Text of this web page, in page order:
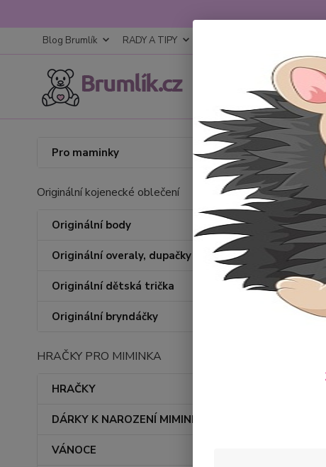
Blog Brumlík RADY A TIPY OBCHODNÍ
Pro maminky
Originální kojenecké oblečení
Originální body
Originální overaly, dupačky
Originální dětská trička
Originální bryndáčky
HRAČKY PRO MIMINKA
HRAČKY
DÁRKY K NAROZENÍ MIMINKA
VÁNOCE
Úvod